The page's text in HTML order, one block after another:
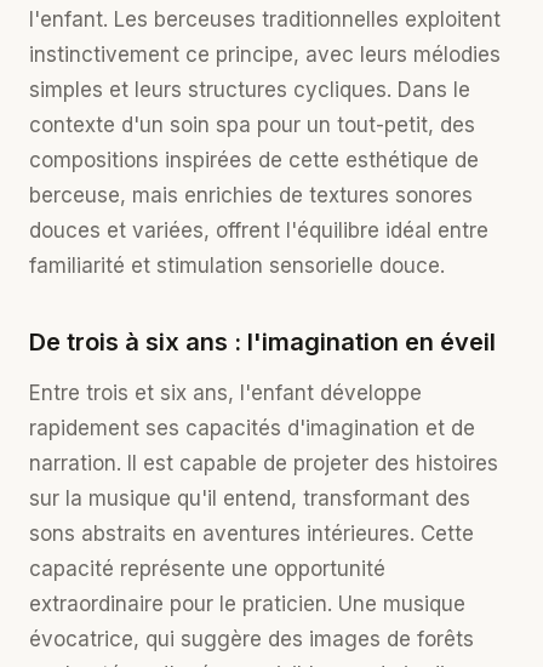
l'enfant. Les berceuses traditionnelles exploitent
instinctivement ce principe, avec leurs mélodies
simples et leurs structures cycliques. Dans le
contexte d'un soin spa pour un tout-petit, des
compositions inspirées de cette esthétique de
berceuse, mais enrichies de textures sonores
douces et variées, offrent l'équilibre idéal entre
familiarité et stimulation sensorielle douce.
De trois à six ans : l'imagination en éveil
Entre trois et six ans, l'enfant développe
rapidement ses capacités d'imagination et de
narration. Il est capable de projeter des histoires
sur la musique qu'il entend, transformant des
sons abstraits en aventures intérieures. Cette
capacité représente une opportunité
extraordinaire pour le praticien. Une musique
évocatrice, qui suggère des images de forêts